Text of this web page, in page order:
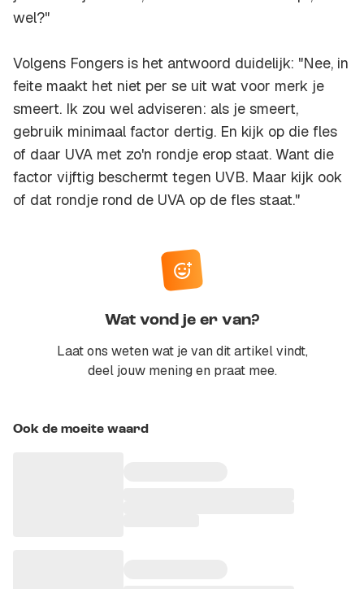
wel?"
Volgens Fongers is het antwoord duidelijk: "Nee, in
feite maakt het niet per se uit wat voor merk je
smeert. Ik zou wel adviseren: als je smeert,
gebruik minimaal factor dertig. En kijk op die fles
of daar UVA met zo'n rondje erop staat. Want die
factor vijftig beschermt tegen UVB. Maar kijk ook
of dat rondje rond de UVA op de fles staat."
Wat vond je er van?
Laat ons weten wat je van dit artikel vindt,
deel jouw mening en praat mee.
Ook de moeite waard